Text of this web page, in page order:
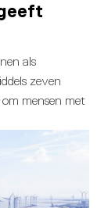
als
zeven
mensen met